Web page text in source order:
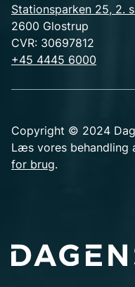
Stationsparken 25, 2.
2600 Glostrup
CVR: 30697812
+45 4445 6000
Copyright © 2024
Læs vores behandling
for brug.